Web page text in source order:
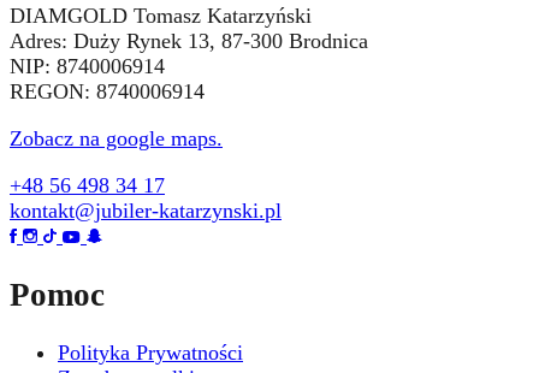
DIAMGOLD Tomasz Katarzyński
Adres: Duży Rynek 13, 87-300 Brodnica
NIP: 8740006914
REGON: 8740006914
Zobacz na google maps.
+48 56 498 34 17
kontakt@jubiler-katarzynski.pl
Pomoc
Polityka Prywatności